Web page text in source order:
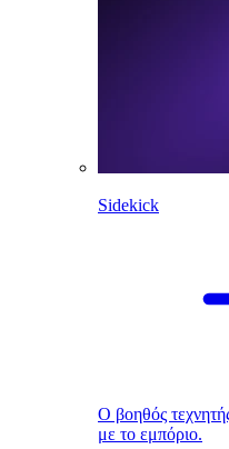
Sidekick
Ο βοηθός
με το εμπόριο.